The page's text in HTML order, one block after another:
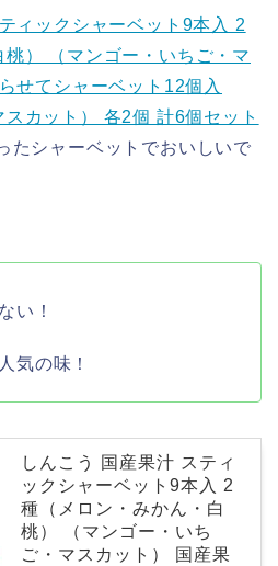
ィックシャーベット9本入 2
） （マンゴー・いちご・マ
せてシャーベット12個入
スカット） 各2個 計6個セット
たシャーベットでおいしいで
い！
気の味！
しんこう 国産果汁 スティ
ックシャーベット9本入 2
種（メロン・みかん・白
桃） （マンゴー・いち
ご・マスカット） 国産果